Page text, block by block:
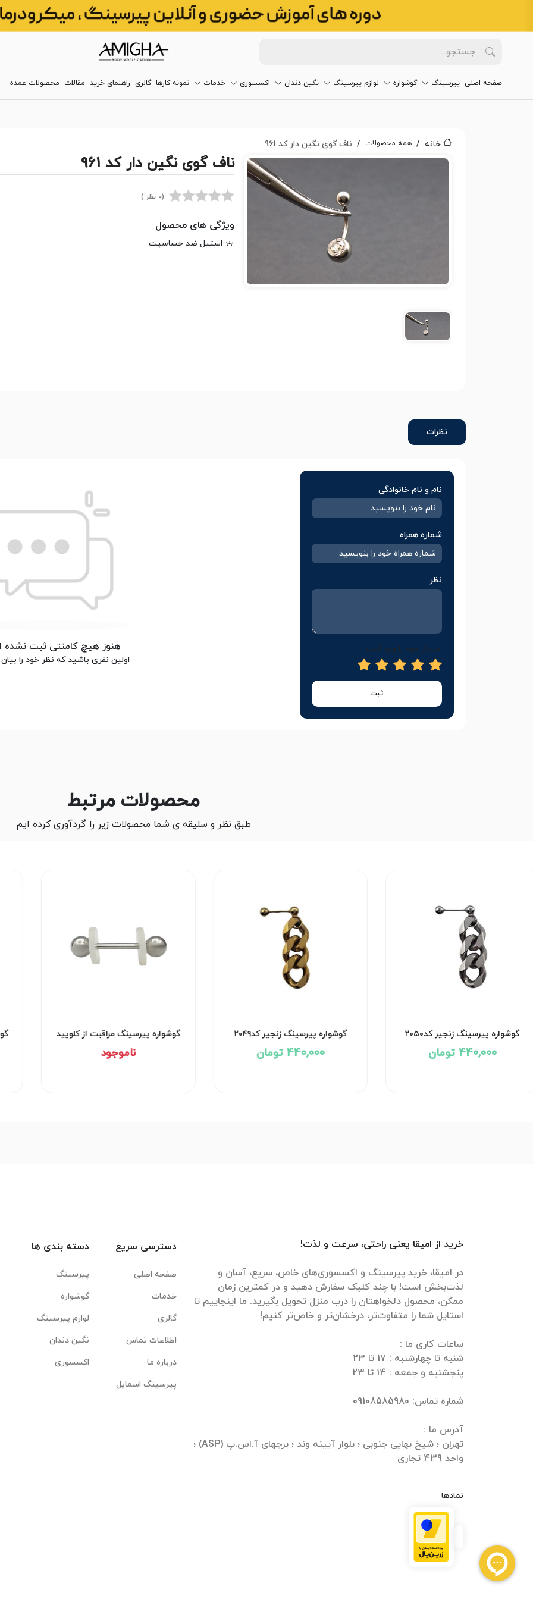
صفحه اصلی پیرسینگ گوشواره لوازم پیرسینگ نگین دندان اکسسوری خدمات نمونه کارها گالری راهنمای خرید مقالات محصولات عمده
خانه همه محصولات ناف گوی نگین دار کد 961
ناف گوی نگین دار کد 961
(0 نظر )
ویژگی های محصول
استیل ضد حساسیت
نظرات
نام و نام خانوادگی
شماره همراه
نظر
امتیاز خود را وارد کنید
ثبت
هنوز هیچ کامنتی ثبت
اولین نفری باشید که نظر خود را
محصولات مرتبط
طبق نظر و سلیقه ی شما محصولات زیر را گردآوری کرده ایم
گوشواره پیرسینگ زنجیر کد۲۰۵۰
440,000 تومان
گوشواره پیرسینگ زنجیر کد۲۰۴۹
440,000 تومان
گوشواره پیرسینگ مراقبت از کلویید
ناموجود
خرید از امیقا یعنی راحتی، سرعت و لذت!
در امیقا، خرید پیرسینگ و اکسسوری‌های خاص، سریع، آسان و
لذت‌بخش است! با چند کلیک سفارش دهید و در کمترین زمان
ممکن، محصول دلخواهتان را درب منزل تحویل بگیرید. ما اینجاییم تا
تهران ؛ شیخ بهایی جنوبی ؛ بلوار آیینه وند ؛ برجهای آ.اس.پ (ASP) ؛
واحد 439 تجاری
نمادها
دسترسی سریع
صفحه اصلی
خدمات
گالری
اطلاعات تماس
درباره ما
پیرسینگ اسمایل
دسته بندی ها
پیرسینگ
گوشواره
لوازم پیرسینگ
نگین دندان
اکسسوری